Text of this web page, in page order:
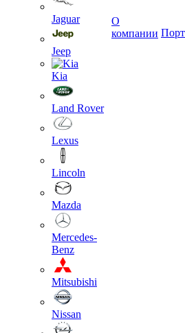
Jaguar
Jeep
Kia
Land Rover
Lexus
Lincoln
Mazda
Mercedes-
Benz
Mitsubishi
Nissan
О
компании